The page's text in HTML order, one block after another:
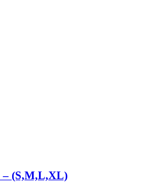
– (S,M,L,XL)